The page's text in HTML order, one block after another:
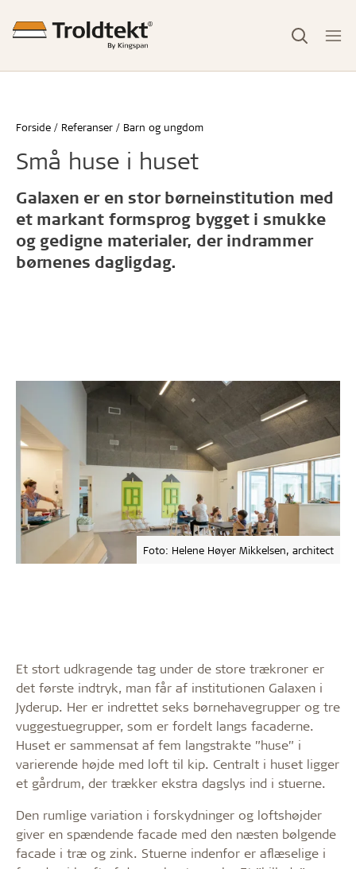
Forside Referanser Barn og ungdom
Små huse i huset
Galaxen er en stor børneinstitution med
et markant formsprog bygget i smukke
og gedigne materialer, der indrammer
børnenes dagligdag.
Foto: Helene Høyer Mikkelsen, architect
Et stort udkragende tag under de store trækroner er
det første indtryk, man får af institutionen Galaxen i
Jyderup. Her er indrettet seks børnehavegrupper og tre
vuggestuegrupper, som er fordelt langs facaderne.
Huset er sammensat af fem langstrakte ”huse” i
varierende højde med loft til kip. Centralt i huset ligger
et gårdrum, der trækker ekstra dagslys ind i stuerne.
Den rumlige variation i forskydninger og loftshøjder
giver en spændende facade med den næsten bølgende
facade i træ og zink. Stuerne indenfor er aflæselige i